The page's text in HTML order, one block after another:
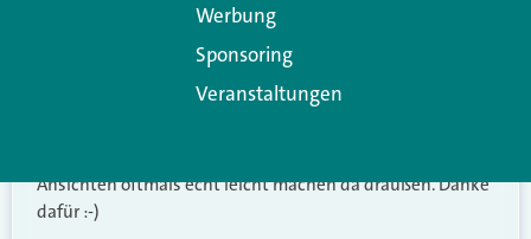
Vermögensberater seit vielen Jahren ERHEBLICH mehr
Umsatz über Geldanlagen ohne irgendwelche
Versicherungsprodukte zusammen. So Leute aus dem
Ansichten oftmals echt leicht machen da draußen. Danke
dafür :-)
Werbung
Sponsoring
Veranstaltungen